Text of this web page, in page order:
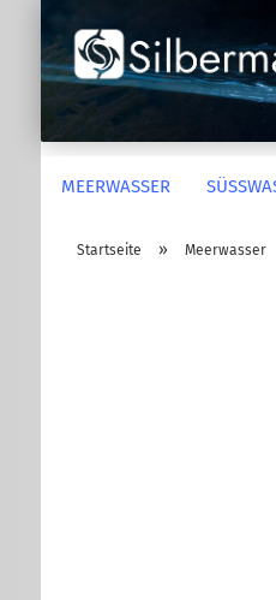
MEERWASSER
Startseite » Meerwasser